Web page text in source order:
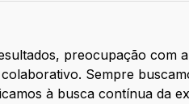
preocupação com
Sempre
à busca contínua da